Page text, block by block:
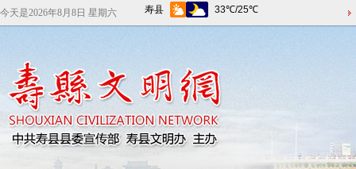
今天是2026年8月8日 星期六